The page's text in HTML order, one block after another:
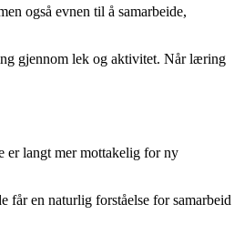
også evnen til å samarbeide,
gjennom lek og aktivitet. Når læring
er langt mer mottakelig for ny
får en naturlig forståelse for samarbeid